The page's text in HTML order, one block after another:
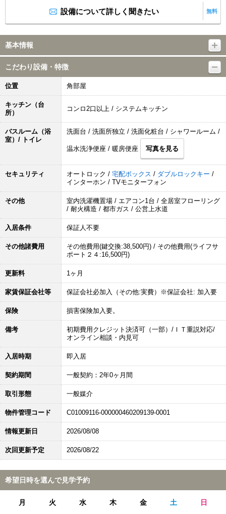
設備について詳しく聞きたい 無料
基本情報
こだわり設備・特徴
位置 角部屋
キッチン（台
所）
コンロ2口以上 / システムキッチン
バスルーム（浴
室）/ トイレ
洗面台 / 洗面所独立 / 洗面化粧台 / シャワールーム /
温水洗浄便座 / 暖房便座 写真を見る
セキュリティ オートロック / 宅配ボックス / ダブルロックキー /
インターホン / TVモニターフォン
その他
室内洗濯機置場 / エアコン1台 / 全居室フローリング
/ 耐火構造 / 都市ガス / 公営上水道
入居条件 保証人不要
その他諸費用
その他費用(鍵交換:38,500円) / その他費用(ライフサ
ポート２４:16,500円)
更新料 1ヶ月
家賃保証会社等 保証会社必加入（その他:実費）※保証会社: 加入要
保険 損害保険加入要。
備考
初期費用クレジット決済可（一部）/ＩＴ重説対応/
オンライン相談・内見可
入居時期 即入居
契約期間 一般契約：2年0ヶ月間
取引形態 一般媒介
物件管理コード C01009116-000000460209139-0001
情報更新日 2026/08/08
次回更新予定 2026/08/22
希望日時を選んで見学予約
月 火 水 木 金 土 日